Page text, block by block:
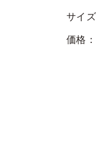
サイ
価格